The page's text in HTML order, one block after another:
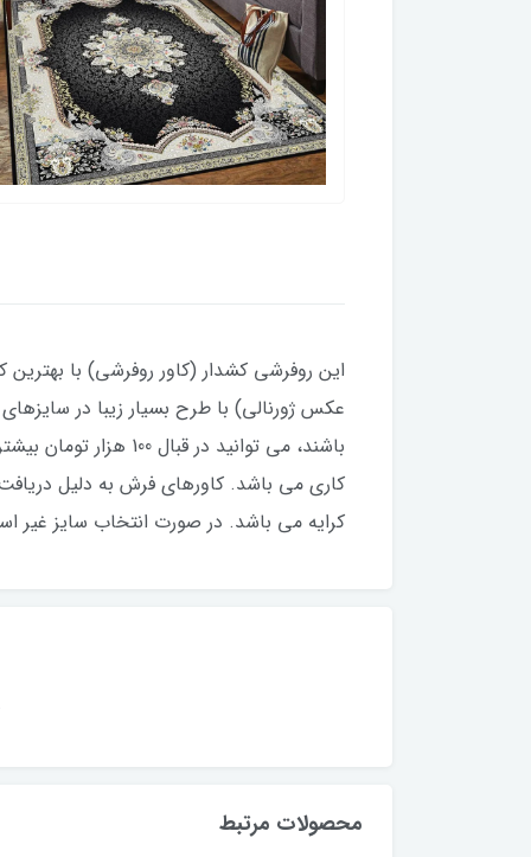
این روفرشی کشدار (کاور روفرشی) با بهترین
کاری می باشد. کاورهای فرش به دلیل
کرایه می باشد. در صورت انتخاب سایز غیر
محصولات مرتبط